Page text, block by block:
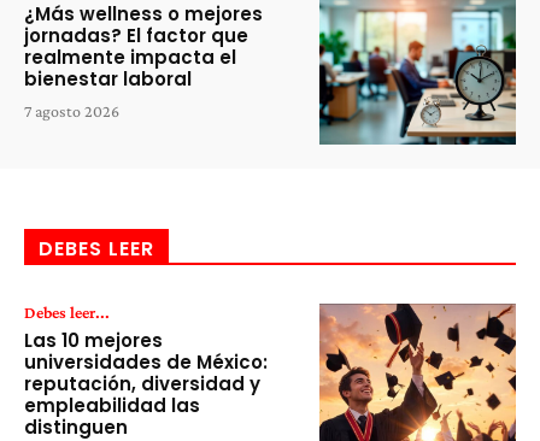
¿Más wellness o mejores
jornadas? El factor que
realmente impacta el
bienestar laboral
7 agosto 2026
DEBES LEER
Debes leer...
Las 10 mejores
universidades de México:
reputación, diversidad y
empleabilidad las
distinguen